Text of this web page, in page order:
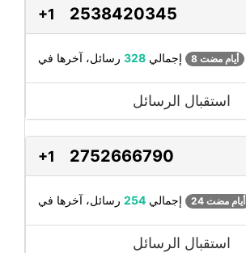
+1 2538420345
إجمالي 328 8 أيام مضت
استقبال الرسائل
+1 2752666790
إجمالي 254 24 أيام مضت
استقبال الرسائل